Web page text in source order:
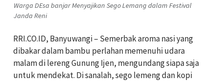
Warga DEsa banjar Menyajikan Sego Lemang dalam Festival
Janda Reni
RRI.CO.ID, Banyuwangi – Semerbak aroma nasi yang
dibakar dalam bambu perlahan memenuhi udara
malam di lereng Gunung Ijen, mengundang siapa saja
untuk mendekat. Di sanalah, sego lemeng dan kopi